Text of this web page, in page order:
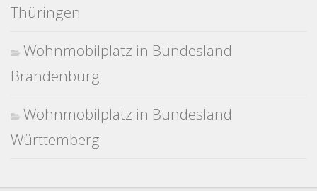
Thüringen
Wohnmobilplatz in Bundesland
Brandenburg
Wohnmobilplatz in Bundesland
Württemberg